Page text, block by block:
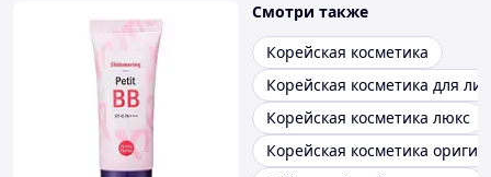
Смотри также
Корейская косметика
Корейская косметика для
Корейская косметика люкс
Корейская косметика